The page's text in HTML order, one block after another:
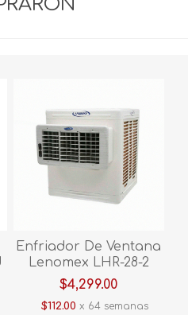
Enfriador De Ventana
Lenomex LHR-28-2
$4,299.00
$112.00 x 64 semanas